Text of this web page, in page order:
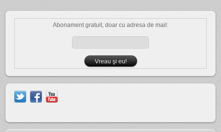
Abonament gratuit, doar cu adresa de mail: